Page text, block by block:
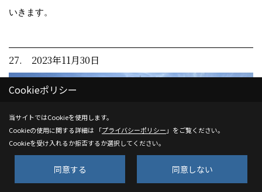
いきます。
27. 2023年11月30日
Cookieポリシー
当サイトではCookieを使用します。
Cookieの使用に関する詳細は 「プライバシーポリシー 」をご覧ください。
Cookieを受け入れるか拒否するか選択してください。
同意する 同意しない